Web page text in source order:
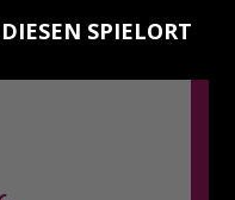
SPIELORT